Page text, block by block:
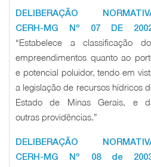
DELIBERAÇÃO
CERH-MG Nº 07 DE
“Estabelece a classificação
empreendimentos quanto ao
e potencial poluidor, tendo em
a legislação de recursos hídricos
Estado de Minas Gerais, e
outras providências.”
DELIBERAÇÃO
CERH-MG Nº 08 de